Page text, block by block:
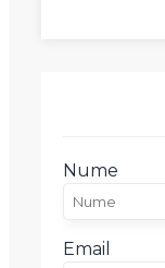
Nume
Email